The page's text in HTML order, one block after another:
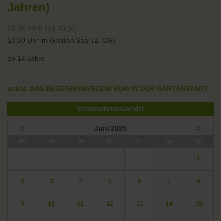
Jahren)
25.06.2025 (18:30:00)
18:30 Uhr im Großen Saal (2. OG)
ab 14 Jahre
oskar. DAS BEGEGNUNGSZENTRUM IN DER GARTENSTADT
Veranstaltungskalender
< Juni 2025 >
1
2 3 4 5 6 7 8
9 10 11 12 13 14 15